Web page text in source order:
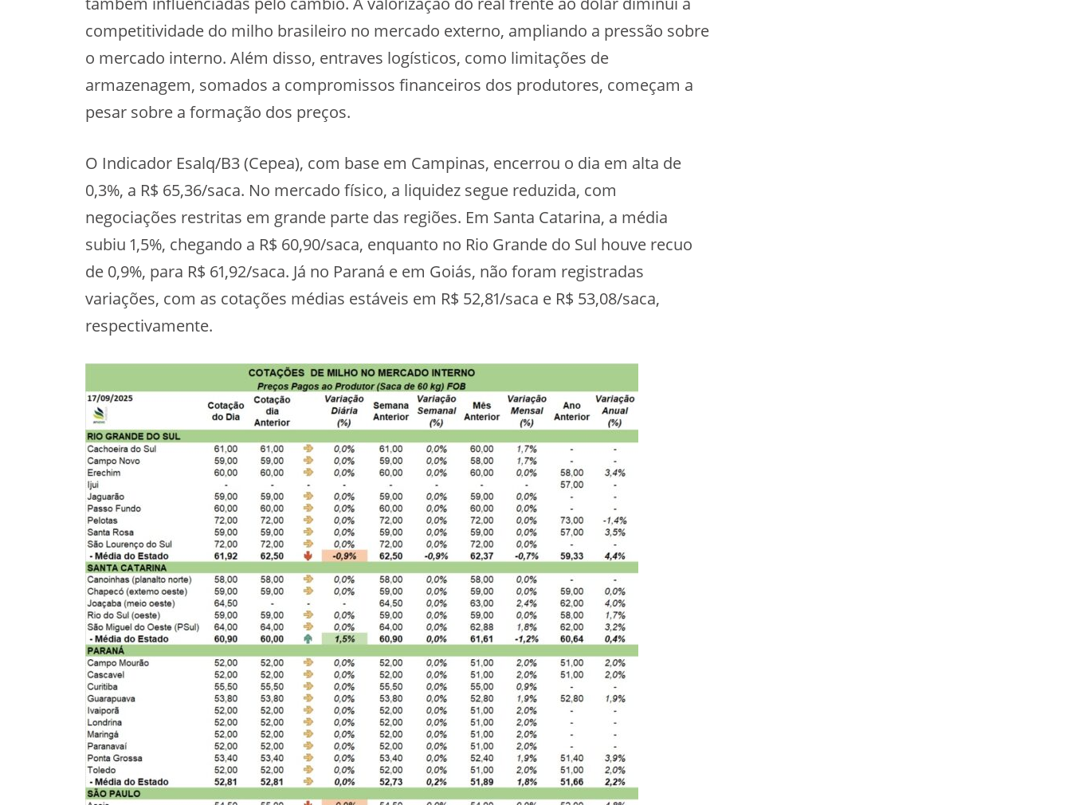
competitividade do milho brasileiro no mercado externo, ampliando a pressão sobre
o mercado interno. Além disso, entraves logísticos, como limitações de
armazenagem, somados a compromissos financeiros dos produtores, começam a
pesar sobre a formação dos preços.
O Indicador Esalq/B3 (Cepea), com base em Campinas, encerrou o dia em alta de
0,3%, a R$ 65,36/saca. No mercado físico, a liquidez segue reduzida, com
negociações restritas em grande parte das regiões. Em Santa Catarina, a média
subiu 1,5%, chegando a R$ 60,90/saca, enquanto no Rio Grande do Sul houve recuo
de 0,9%, para R$ 61,92/saca. Já no Paraná e em Goiás, não foram registradas
variações, com as cotações médias estáveis em R$ 52,81/saca e R$ 53,08/saca,
respectivamente.